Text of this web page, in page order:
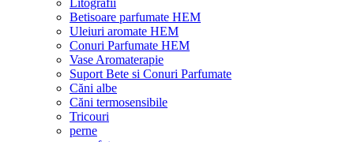
Litografii
Betisoare parfumate HEM
Uleiuri aromate HEM
Conuri Parfumate HEM
Vase Aromaterapie
Suport Bete si Conuri Parfumate
Căni albe
Căni termosensibile
Tricouri
perne